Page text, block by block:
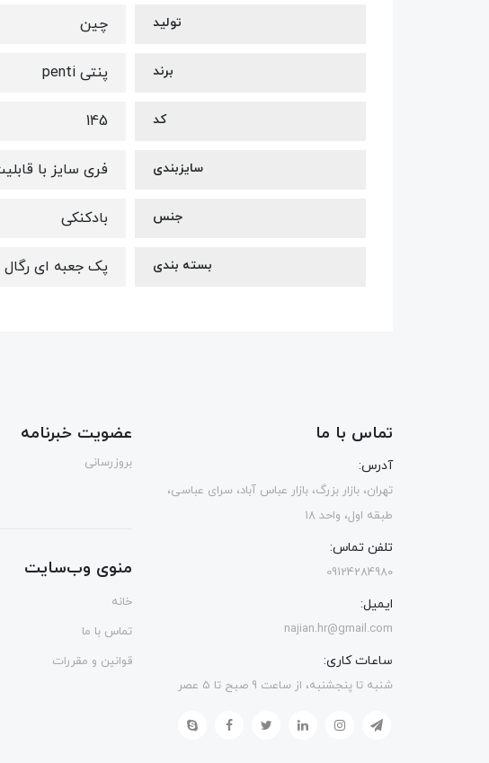
تولید چین
برند پنتی penti
کد 145
سایزبندی فری سایز با
جنس بادکنکی
بسته بندی پک جعبه ای رگال
تماس با ما
آدرس:
تهران، بازار بزرگ، بازار عباس آباد، سرای عباسی،
طبقه اول، واحد 18
تلفن تماس:
09124284980
ایمیل:
najian.hr@gmail.com
ساعات کاری:
شنبه تا پنجشنبه، از ساعت 9 صبح تا 5 عصر
عضویت خبرنامه
بروزرسانی
منوی وب‌سایت
خانه
تماس با ما
قوانین و مقررات